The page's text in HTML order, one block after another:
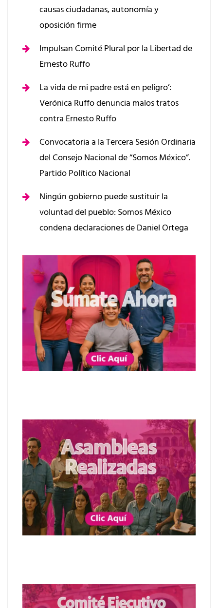
causas ciudadanas, autonomía y
oposición firme
Impulsan Comité Plural por la Libertad de
Ernesto Ruffo
La vida de mi padre está en peligro’:
Verónica Ruffo denuncia malos tratos
contra Ernesto Ruffo
Convocatoria a la Tercera Sesión Ordinaria
del Consejo Nacional de “Somos México”.
Partido Político Nacional
Ningún gobierno puede sustituir la
voluntad del pueblo: Somos México
condena declaraciones de Daniel Ortega